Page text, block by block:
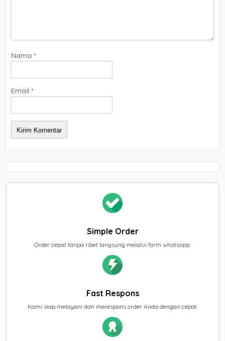
Nama*
Email*
Simple Order
Order cepat tanpa ribet langsung melalui form whatsapp.
Fast Respons
Kami siap melayani dan merespons order Anda dengan cepat.